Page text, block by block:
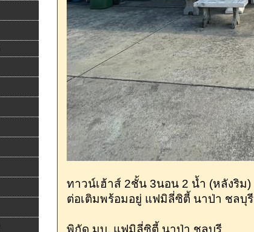
ทาวน์เฮ้าส์ 2ชั้น 3นอน 2 น้ำ (หลังริม)
ต่อเติมพร้อมอยู่ แฟมิลี่ซิตี้ นาป่า ชลบุรี
พิกัด มบ. แฟมิลี่ซิตี้ นาป่า ชลบุรี